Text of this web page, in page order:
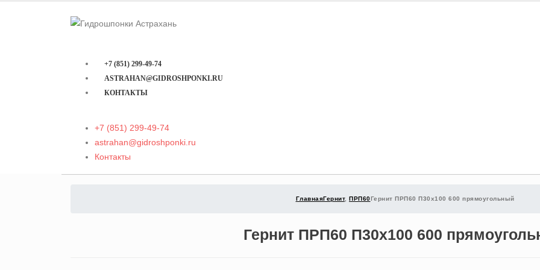
+7 (851) 299-49-74
ASTRAHAN@GIDROSHPONKI.RU
КОНТАКТЫ
+7 (851) 299-49-74
astrahan@gidroshponki.ru
Контакты
ГлавнаяГернит, ПРП60Гернит ПРП60 П30х100 600 прямоугольный
Гернит ПРП60 П30х100 600